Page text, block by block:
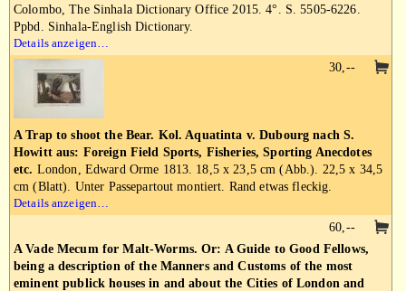
Colombo, The Sinhala Dictionary Office 2015. 4°. S. 5505-6226.
Ppbd. Sinhala-English Dictionary.
Details anzeigen…
A Trap to shoot the Bear. Kol. Aquatinta v. Dubourg nach S.
Howitt aus: Foreign Field Sports, Fisheries, Sporting Anecdotes
etc. London, Edward Orme 1813. 18,5 x 23,5 cm (Abb.). 22,5 x 34,5
cm (Blatt). Unter Passepartout montiert. Rand etwas fleckig.
Details anzeigen…
30,--
A Vade Mecum for Malt-Worms. Or: A Guide to Good Fellows,
being a description of the Manners and Customs of the most
eminent publick houses in and about the Cities of London and
60,--